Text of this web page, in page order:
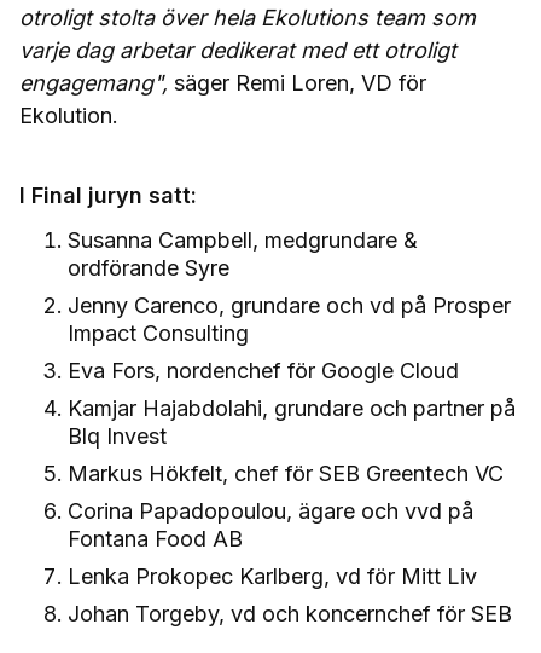
otroligt stolta över hela Ekolutions team som
varje dag arbetar dedikerat med ett otroligt
engagemang", säger Remi Loren, VD för
Ekolution.
I Final juryn satt:
Susanna Campbell, medgrundare &
ordförande Syre
Jenny Carenco, grundare och vd på Prosper
Impact Consulting
Eva Fors, nordenchef för Google Cloud
Kamjar Hajabdolahi, grundare och partner på
Blq Invest
Markus Hökfelt, chef för SEB Greentech VC
Corina Papadopoulou, ägare och vvd på
Fontana Food AB
Lenka Prokopec Karlberg, vd för Mitt Liv
Johan Torgeby, vd och koncernchef för SEB